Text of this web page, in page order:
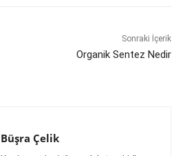
Sonraki İçerik
Organik Sentez Nedir
Büşra Çelik